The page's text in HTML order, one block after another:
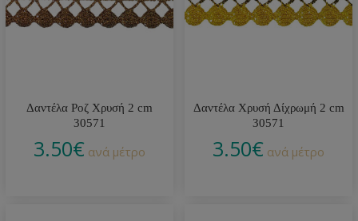
Δαντέλα Ροζ Χρυσή 2 cm
30571
3.50€ ανά μέτρο
Δαντέλα Χρυσή Δίχρωμή 2 cm
30571
3.50€ ανά μέτρο